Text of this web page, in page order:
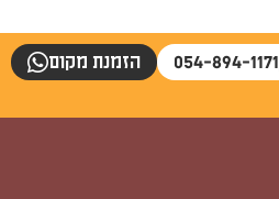
הזמנת מקום 054-894-1171